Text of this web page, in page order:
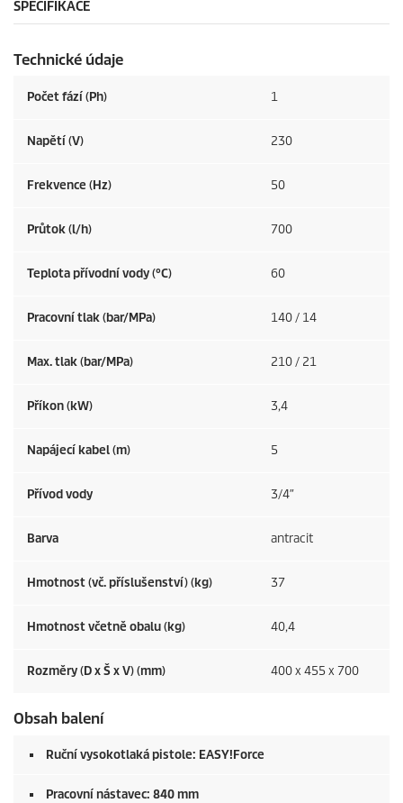
SPECIFIKACE
Technické údaje
Počet fází (Ph) 1
Napětí (V) 230
Frekvence (Hz) 50
Průtok (l/h) 700
Teplota přívodní vody (°C) 60
Pracovní tlak (bar/MPa) 140 / 14
Max. tlak (bar/MPa) 210 / 21
Příkon (kW) 3,4
Napájecí kabel (m) 5
Přívod vody 3/4″
Barva antracit
Hmotnost (vč. příslušenství) (kg) 37
Hmotnost včetně obalu (kg) 40,4
Rozměry (D x Š x V) (mm) 400 x 455 x 700
Obsah balení
Ruční vysokotlaká pistole: EASY!Force
Pracovní nástavec: 840 mm